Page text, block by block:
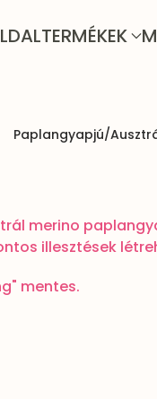
TERMÉKEK
Paplangyapjú/
merino
illesztések
mentes.